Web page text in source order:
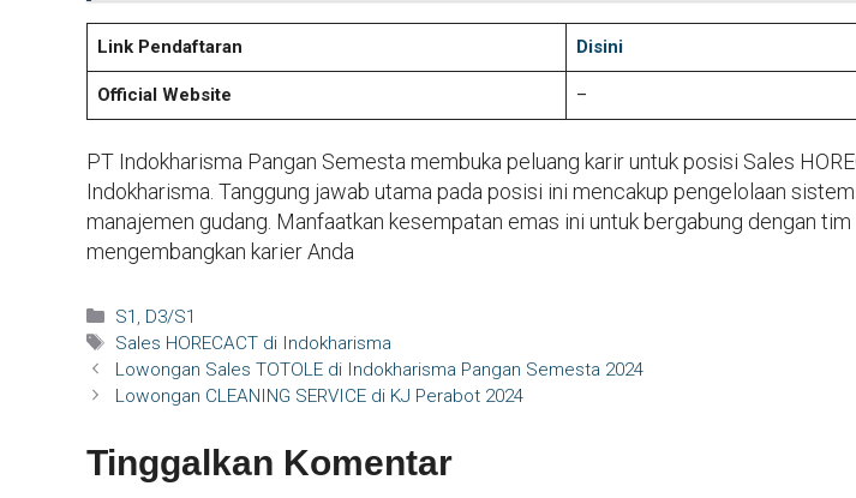
Link Pendaftaran Disini
Official Website –
PT Indokharisma Pangan Semesta membuka peluang karir untuk posisi Sales
Indokharisma. Tanggung jawab utama pada posisi ini mencakup pengelolaan
manajemen gudang. Manfaatkan kesempatan emas ini untuk bergabung dengan
mengembangkan karier Anda
Kategori
S1 , D3/S1
Tag
Sales HORECACT di Indokharisma
Lowongan Sales TOTOLE di Indokharisma Pangan Semesta 2024
Lowongan CLEANING SERVICE di KJ Perabot 2024
Tinggalkan Komentar